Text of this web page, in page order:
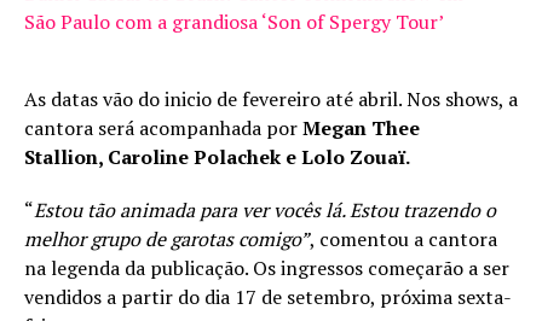
São Paulo com a grandiosa ‘Son of Spergy Tour’
As datas vão do inicio de fevereiro até abril. Nos shows, a
cantora será acompanhada porMegan Thee
Stallion, Caroline Polachek e Lolo Zouaï.
“Estou tão animada para ver vocês lá. Estou trazendo o
melhor grupo de garotas comigo”, comentou a cantora
na legenda da publicação. Os ingressos começarão a ser
vendidos a partir do dia 17 de setembro, próxima sexta-